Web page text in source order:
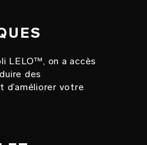
LELO™, on a accès
des
votre